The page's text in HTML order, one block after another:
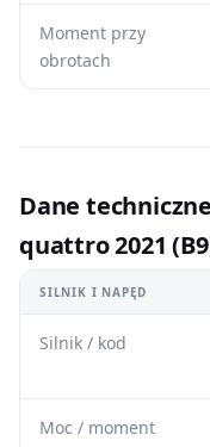
Moment przy
obrotach
Dane
quattro 2021
SILNIK I NAPĘD
Silnik / kod
Moc / moment